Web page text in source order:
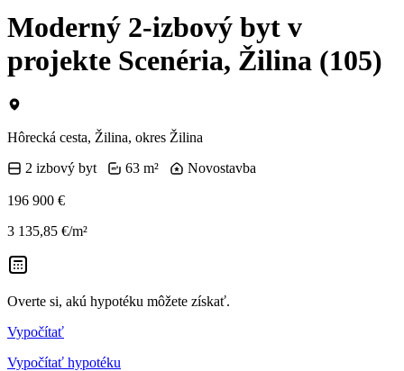
Moderný 2-izbový byt v
projekte Scenéria, Žilina (105)
Hôrecká cesta, Žilina, okres Žilina
2 izbový byt
63 m² Novostavba
196 900 €
3 135,85 €/m²
Overte si, akú hypotéku môžete získať.
Vypočítať
Vypočítať hypotéku